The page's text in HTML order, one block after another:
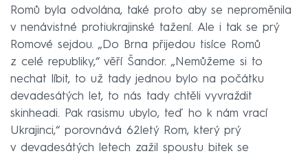
Romů byla odvolána, také proto aby se neproměnila
v nenávistné protiukrajinské tažení. Ale i tak se prý
Romové sejdou. „Do Brna přijedou tisíce Romů
z celé republiky,“ věří Šandor. „Nemůžeme si to
nechat líbit, to už tady jednou bylo na počátku
devadesátých let, to nás tady chtěli vyvraždit
skinheadi. Pak rasismu ubylo, teď ho k nám vrací
Ukrajinci,“ porovnává 62letý Rom, který prý
v devadesátých letech zažil spoustu bitek se